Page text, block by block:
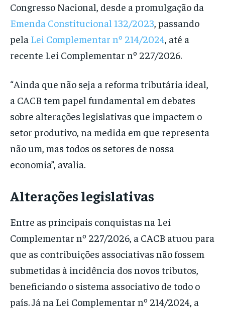
Congresso Nacional, desde a promulgação da
Emenda Constitucional 132/2023, passando
pela Lei Complementar nº 214/2024, até a
recente Lei Complementar nº 227/2026.
“Ainda que não seja a reforma tributária ideal,
a CACB tem papel fundamental em debates
sobre alterações legislativas que impactem o
setor produtivo, na medida em que representa
não um, mas todos os setores de nossa
economia”, avalia.
Alterações legislativas
Entre as principais conquistas na Lei
Complementar nº 227/2026, a CACB atuou para
que as contribuições associativas não fossem
submetidas à incidência dos novos tributos,
beneficiando o sistema associativo de todo o
país. Já na Lei Complementar nº 214/2024, a